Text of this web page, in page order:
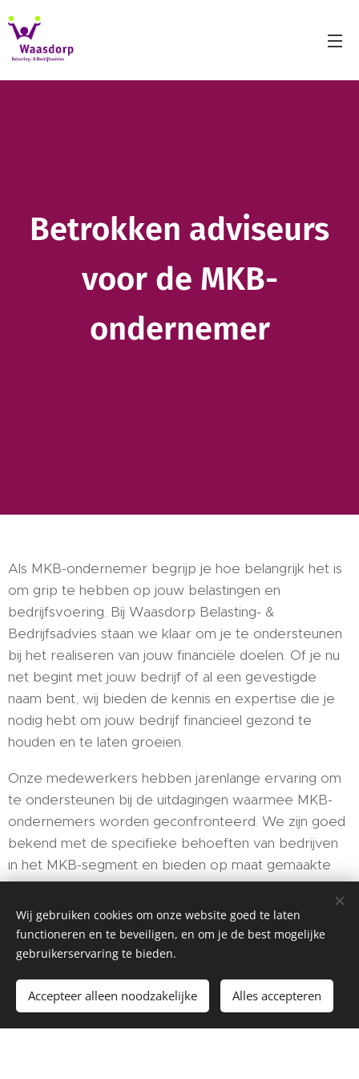
Betrokken adviseurs
voor de MKB-
ondernemer
Als MKB-ondernemer begrijp je hoe belangrijk het is
om grip te hebben op jouw belastingen en
bedrijfsvoering. Bij Waasdorp Belasting- &
Bedrijfsadvies staan we klaar om je te ondersteunen
bij het realiseren van jouw financiële doelen. Of je nu
net begint met jouw bedrijf of al een gevestigde
naam bent, wij bieden de kennis en expertise die je
nodig hebt om jouw bedrijf financieel gezond te
houden en te laten groeien.
Onze medewerkers hebben jarenlange ervaring om
te ondersteunen bij de uitdagingen waarmee MKB-
ondernemers worden geconfronteerd. We zijn goed
bekend met de specifieke behoeften van bedrijven
in het MKB-segment en bieden op maat gemaakte
oplossingen. Of het nu gaat om belastingadvies,
fiscale planning, boekhouding of bedrijfsadvies, wij
hebben de ervaring en kennis om jou te begeleiden
op jouw zakelijke reis.
Wij gebruiken cookies om onze website goed te laten
functioneren en te beveiligen, en om je de best mogelijke
gebruikerservaring te bieden.
Accepteer alleen noodzakelijke Alles accepteren